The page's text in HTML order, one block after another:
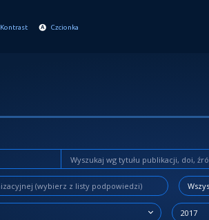
Kontrast Czcionka
2017